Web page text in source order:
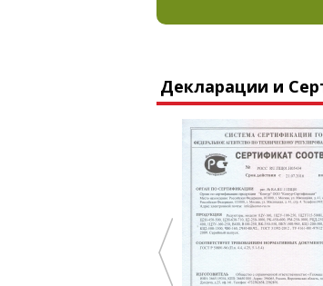
Декларации и